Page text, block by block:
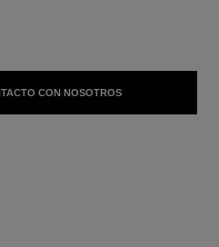
CON NOSOTROS